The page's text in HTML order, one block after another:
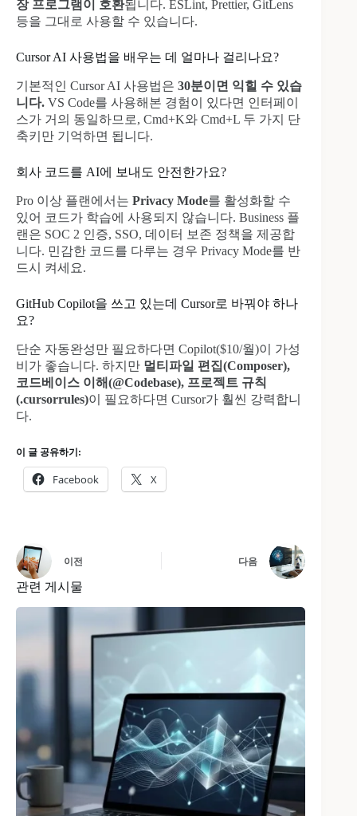
장 프로그램이 호환됩니다. ESLint, Prettier, GitLens
등을 그대로 사용할 수 있습니다.
Cursor AI 사용법을 배우는 데 얼마나 걸리나요?
기본적인 Cursor AI 사용법은 30분이면 익힐 수 있습
니다. VS Code를 사용해본 경험이 있다면 인터페이
스가 거의 동일하므로, Cmd+K와 Cmd+L 두 가지 단
축키만 기억하면 됩니다.
회사 코드를 AI에 보내도 안전한가요?
Pro 이상 플랜에서는 Privacy Mode를 활성화할 수
있어 코드가 학습에 사용되지 않습니다. Business 플
랜은 SOC 2 인증, SSO, 데이터 보존 정책을 제공합
니다. 민감한 코드를 다루는 경우 Privacy Mode를 반
드시 켜세요.
GitHub Copilot을 쓰고 있는데 Cursor로 바꿔야 하나
요?
단순 자동완성만 필요하다면 Copilot($10/월)이 가성
비가 좋습니다. 하지만 멀티파일 편집(Composer),
코드베이스 이해(@Codebase), 프로젝트 규칙
(.cursorrules)이 필요하다면 Cursor가 훨씬 강력합니
다.
이 글 공유하기:
Facebook X
이전 다음
관련 게시물